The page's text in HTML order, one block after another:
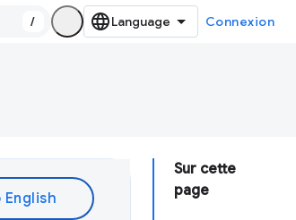
/ Connexion
Sur cette
page